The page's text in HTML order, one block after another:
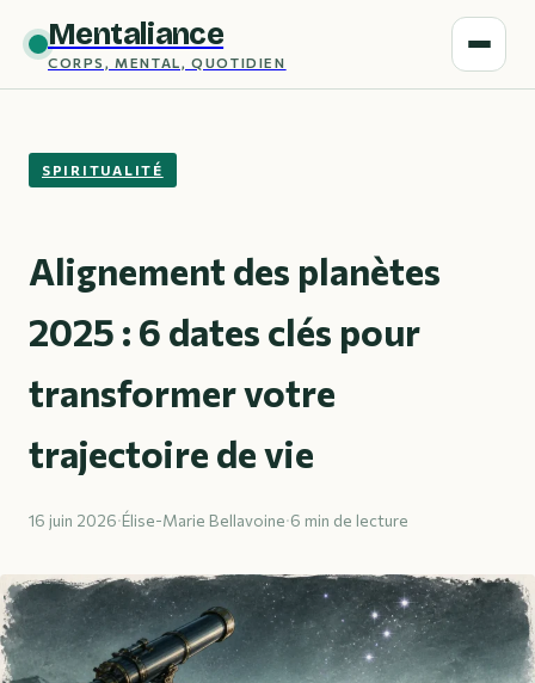
Mentaliance
CORPS, MENTAL, QUOTIDIEN
SPIRITUALITÉ
Alignement des planètes
2025 : 6 dates clés pour
transformer votre
trajectoire de vie
16 juin 2026·Élise-Marie Bellavoine·6 min de lecture